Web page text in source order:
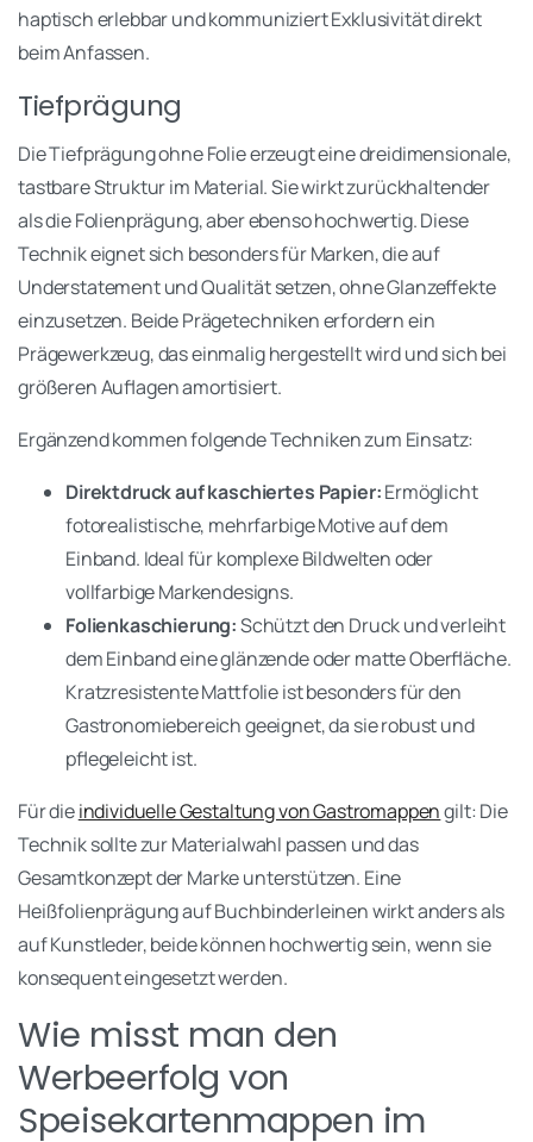
haptisch erlebbar und kommuniziert Exklusivität direkt
beim Anfassen.
Tiefprägung
Die Tiefprägung ohne Folie erzeugt eine dreidimensionale,
tastbare Struktur im Material. Sie wirkt zurückhaltender
als die Folienprägung, aber ebenso hochwertig. Diese
Technik eignet sich besonders für Marken, die auf
Understatement und Qualität setzen, ohne Glanzeffekte
einzusetzen. Beide Prägetechniken erfordern ein
Prägewerkzeug, das einmalig hergestellt wird und sich bei
größeren Auflagen amortisiert.
Ergänzend kommen folgende Techniken zum Einsatz:
Direktdruck auf kaschiertes Papier:Ermöglicht
fotorealistische, mehrfarbige Motive auf dem
Einband. Ideal für komplexe Bildwelten oder
vollfarbige Markendesigns.
Folienkaschierung:Schützt den Druck und verleiht
dem Einband eine glänzende oder matte Oberfläche.
Kratzresistente Mattfolie ist besonders für den
Gastronomiebereich geeignet, da sie robust und
pflegeleicht ist.
Für dieindividuelle Gestaltung von Gastromappengilt: Die
Technik sollte zur Materialwahl passen und das
Gesamtkonzept der Marke unterstützen. Eine
Heißfolienprägung auf Buchbinderleinen wirkt anders als
auf Kunstleder, beide können hochwertig sein, wenn sie
konsequent eingesetzt werden.
Wie misst man den
Werbeerfolg von
Speisekartenmappen im